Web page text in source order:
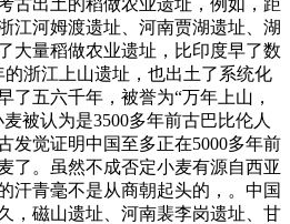
古出土的稻做农业遗址，例如，距
江河姆渡遗址、河南贾湖遗址、湖
大量稻做农业遗址，比印度早了数
的浙江上山遗址，也出土了系统化
了五六千年，被誉为“万年上山，
被认为是3500多年前古巴比伦人
发觉证明中国至多正在5000多年前
了。虽然不成否定小麦有源自西亚
汗青毫不是从商朝起头的，。中国
，磁山遗址、河南裴李岗遗址、甘